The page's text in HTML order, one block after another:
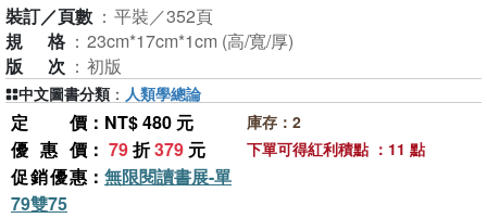
裝訂／頁數 ： 平裝／352頁
規格 ： 23cm*17cm*1cm (高/寬/厚)
版次 ： 初版
定價 ：NT$ 480 元
優惠價 ： 79折379 元
促銷優惠 ： 無限閱讀書展-單
79雙75
庫存：2
下單可得紅利積點 ：11 點
中文圖書分類 ： 人類學總論